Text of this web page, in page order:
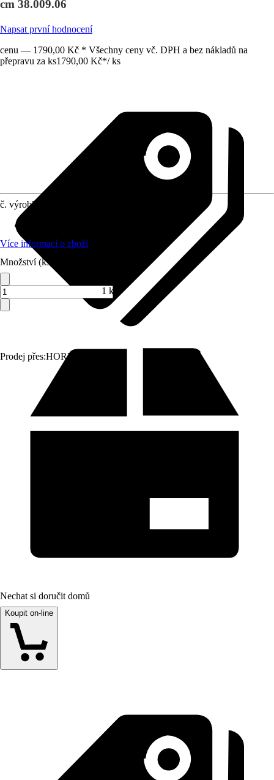
cm 38.009.06
Napsat první hodnocení
cenu — 1790,00 Kč * Všechny ceny vč. DPH a bez nákladů na
přepravu za ks1790,00 Kč*/ ks
Prodej přes:HORNBACH
č. výrobku
Více informací o zboží
Množství (ks)
1 ks
Nechat si doručit domů
Koupit on-line